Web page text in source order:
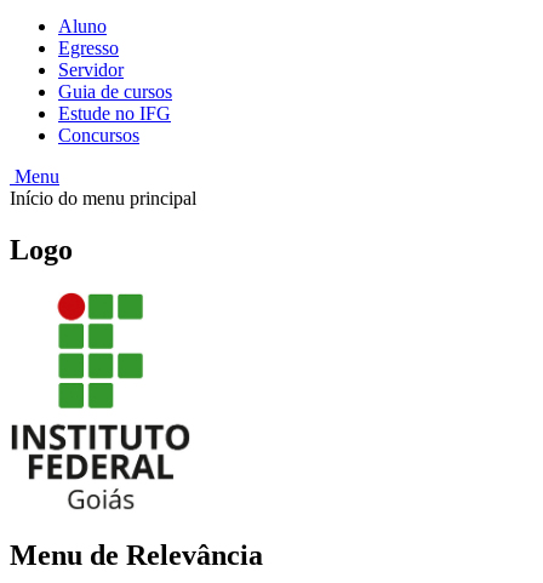
Aluno
Egresso
Servidor
Guia de cursos
Estude no IFG
Concursos
Menu
Início do menu principal
Logo
Menu de Relevância